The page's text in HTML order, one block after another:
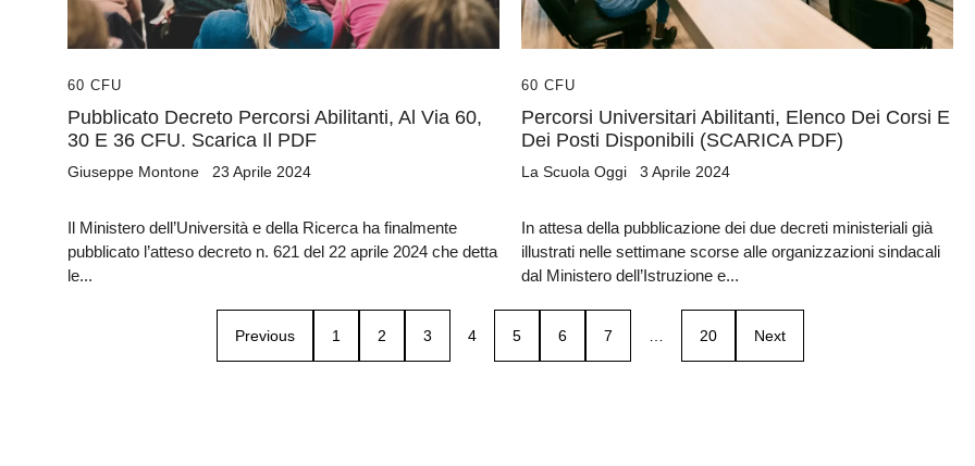
60 CFU
Pubblicato Decreto Percorsi Abilitanti, Al Via 60,
30 E 36 CFU. Scarica Il PDF
Giuseppe Montone 23 Aprile 2024
Il Ministero dell’Università e della Ricerca ha finalmente
pubblicato l’atteso decreto n. 621 del 22 aprile 2024 che detta
le...
60 CFU
Percorsi Universitari Abilitanti, Elenco Dei Corsi E
Dei Posti Disponibili (SCARICA PDF)
La Scuola Oggi 3 Aprile 2024
In attesa della pubblicazione dei due decreti ministeriali già
illustrati nelle settimane scorse alle organizzazioni sindacali
dal Ministero dell’Istruzione e...
Previous 1 2 3 4 5 6 7 20 Next